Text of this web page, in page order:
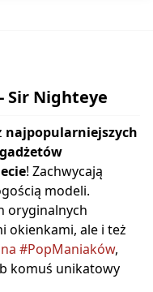
Sir Nighteye
najpopularniejszych
! Zachwycają
modeli.
oryginalnych
okienkami, ale i też
#PopManiaków,
komuś unikatowy